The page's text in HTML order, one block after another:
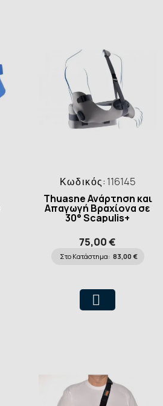
Κωδικός: 116145
Thuasne Ανάρτηση και
Απαγωγή Βραχίονα σε
30° Scapulis+
75,00 €
Στο Κατάστημα: 83,00 €